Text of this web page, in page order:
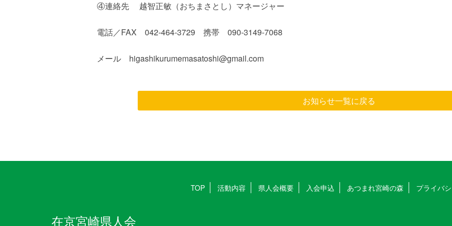
④連絡先 越智正敏（おちまさとし）マネージャー
電話／FAX 042-464-3729 携帯 090-3149-7068
メール higashikurumemasatoshi@gmail.com
お知らせ一覧に戻る
TOP 活動内容 県人会概要 入会申込 あつまれ宮崎の森 プライバ
在京宮崎県人会